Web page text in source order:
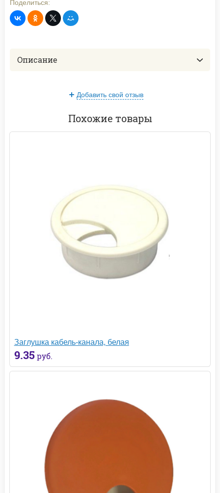
Поделиться:
Описание
Добавить свой отзыв
Похожие товары
Заглушка кабель-канала, белая
9.35 руб.